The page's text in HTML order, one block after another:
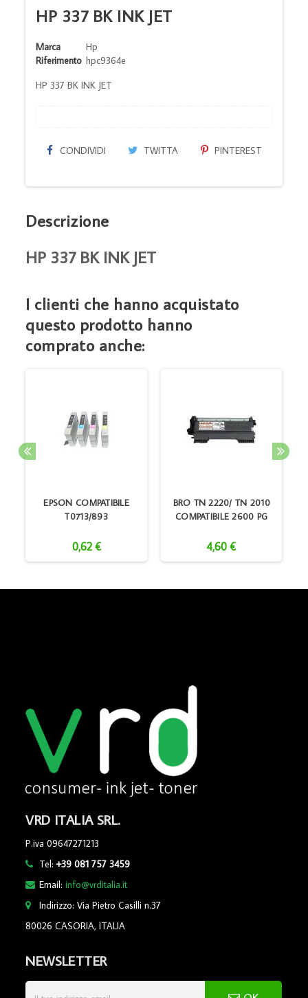
HP 337 BK INK JET
Marca
Hp
Riferimento hpc9364e
HP 337 BK INK JET
CONDIVIDI TWITTA PINTEREST
Descrizione
HP 337 BK INK JET
I clienti che hanno acquistato
questo prodotto hanno
comprato anche:
EPSON COMPATIBILE
T0713/893
0,62 €
BRO TN 2220/ TN 2010
COMPATIBILE 2600 PG
4,60 €
VRD ITALIA SRL.
P.iva 09647271213
Tel:+39 081 757 3459
Email:info@vrditalia.it
Indirizzo: Via Pietro Casilli n.37
80026 CASORIA, ITALIA
NEWSLETTER